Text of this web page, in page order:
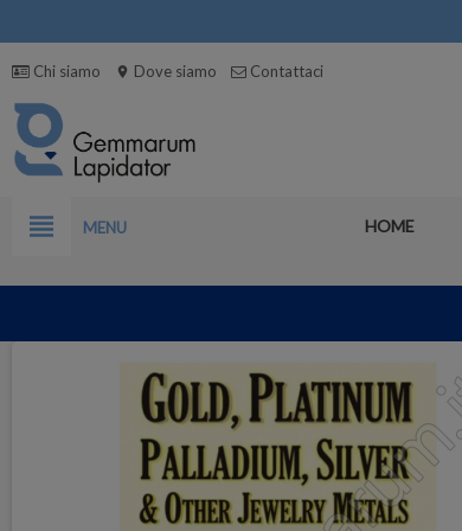
Chi siamo location_on Dove siamo Contattaci
view_headline MENU HOME